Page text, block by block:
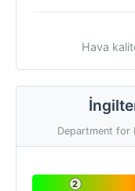
Hava
Department for
2